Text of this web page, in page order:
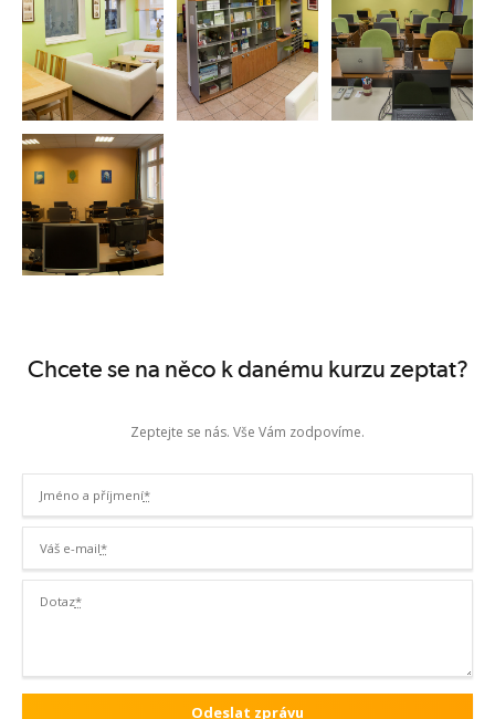
Chcete se na něco k danému kurzu zeptat?
Zeptejte se nás. Vše Vám zodpovíme.
Jméno a příjmení*
Váš e-mail*
Dotaz*